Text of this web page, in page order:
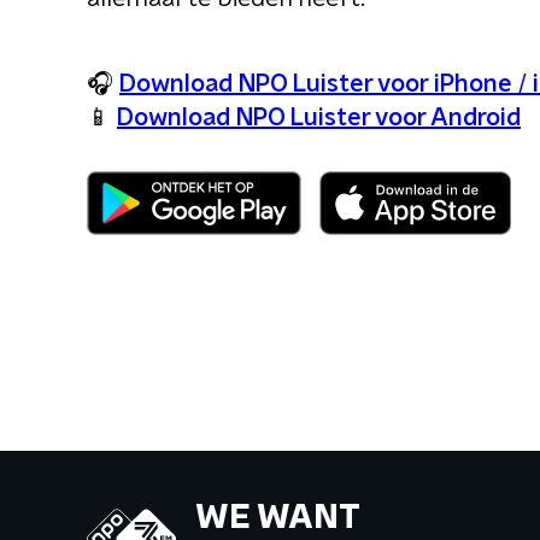
🎧 Download NPO Luister voor iPhone /
📱
Download NPO Luister voor Android
WE WANT